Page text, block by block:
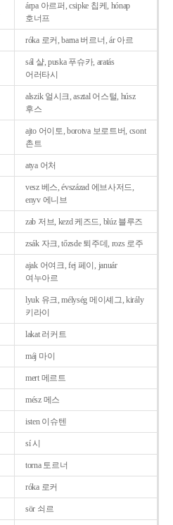
árpa 아르퍼, csipke 칩케, hónap
호너프
róka 로커, barna 버르너, ár 아르
sál 샬, puska 푸슈카, aratás
어러타시
alszik 얼시크, asztal 어스털, húsz
후스
ajto 어이토, borotva 보로트버, csont
촌트
atya 어처
vesz 베스, évszázad 에브사저드,
enyv 에니브
zab 저브, kezd 케즈드, blúz 블루즈
zsák 자크, tőzsde 퇴주데, rozs 로주
ajak 어여크, fej 페이, január
여누아르
lyuk 유크, mélység 메이셰그, király
키라이
lakat 러커트
máj 마이
mert 메르트
mész 메스
isten 이슈텐
sí 시
torna 토르너
róka 로커
sör 쇠르